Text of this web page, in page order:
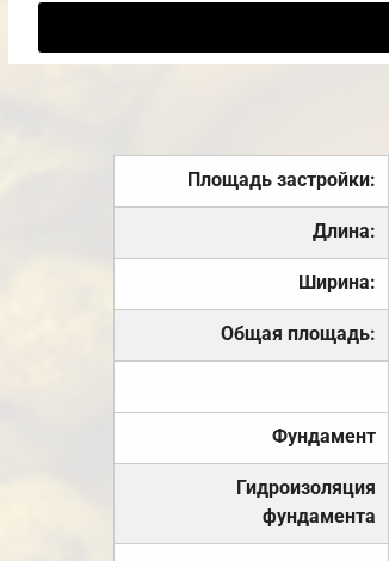
Площадь застройки:
Длина:
Ширина:
Общая площадь:
Фундамент
Гидроизоляция
фундамента